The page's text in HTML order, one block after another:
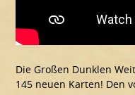
Die Großen Dunklen
145 neuen Karten! Den